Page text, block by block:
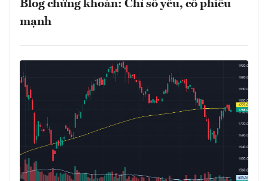
Blog chứng khoán: Chỉ số yếu, cổ phiếu
mạnh